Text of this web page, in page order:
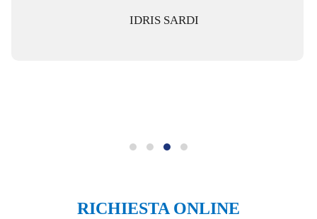
IDRIS SARDI
RICHIESTA ONLINE